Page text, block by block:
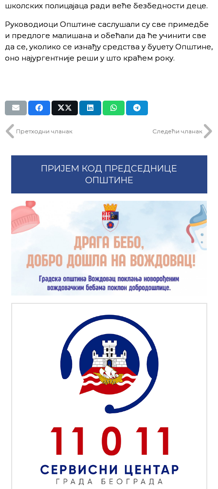
школских полицајаца ради веће безбедности деце.
Руководиоци Општине саслушали су све примедбе
и предлоге малишана и обећали да ће учинити све
да се, уколико се изнађу средства у буџету Општине,
оно најургентније реши у што краћем року.
Претходни чланак Следећи чланак
ПРИЈЕМ КОД ПРЕДСЕДНИЦЕ
ОПШТИНЕ